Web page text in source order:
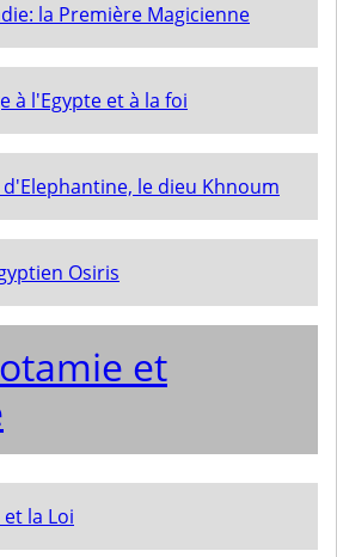
la Première Magicienne
à l'Egypte et à la foi
d'Elephantine, le dieu Khnoum
Osiris
et
la Loi